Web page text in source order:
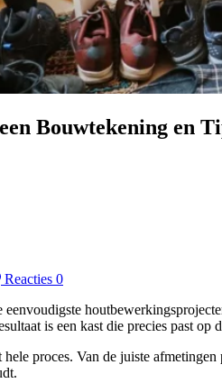
Bouwtekening en
Reacties 0
is een kast die precies past
proces. Van de juiste